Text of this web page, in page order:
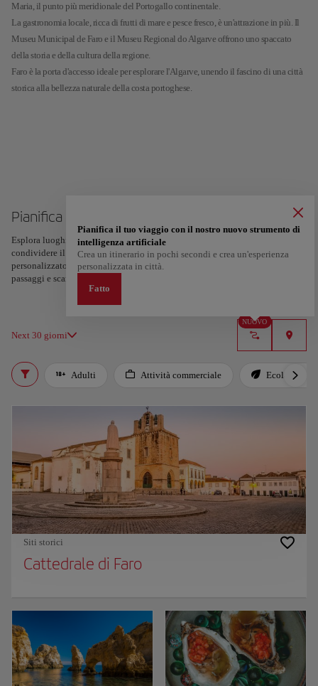
Maria, il punto più meridionale del Portogallo continentale.
La gastronomia locale, ricca di frutti di mare e pesce fresco, è un'attrazione in più. Il
Museu Municipal de Faro e il Museu Regional do Algarve offrono uno spaccato
della storia e della cultura della regione.
Faro è la porta d'accesso ideale per esplorare l'Algarve, unendo il fascino di una città
storica alla bellezza naturale della costa portoghese.
Pianifica il tuo viaggio a Faro
Esplora luoghi ed esperienze e segna con un cuore i tuoi preferiti per creare e
condividere il tuo itinerario. Vuoi altre idee? Ottieni un percorso
personalizzato in base ai tuoi interessi e alla durata del viaggio: in soli due
passaggi e scaricabile su Google Maps.
Next 30 giorni
NUOVO
Pianifica il tuo viaggio con il nostro nuovo strumento di
intelligenza artificiale
Crea un itinerario in pochi secondi e crea un'esperienza
personalizzata in città.
Fatto
Adulti Attività commerciale Ecologico
Siti storici
Cattedrale di Faro